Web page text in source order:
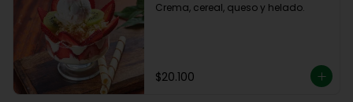
Crema, cereal, queso y helado.
$20.100